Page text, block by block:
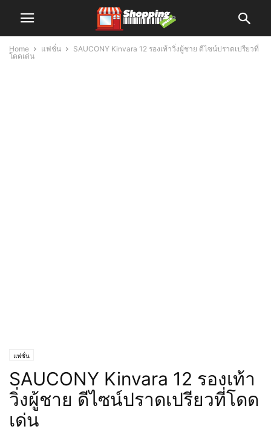
Home แฟชั่น
SAUCONY Kinvara 12 รองเท้าวิ่งผู้ชาย ดีไซน์ปราดเปรียวที่
โดดเด่น
แฟชั่น
SAUCONY Kinvara 12 รองเท้า
วิ่งผู้ชาย ดีไซน์ปราดเปรียวที่โดด
เด่น